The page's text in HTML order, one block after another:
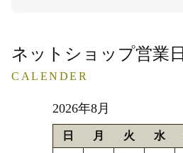
ネットショップ営業日
CALENDER
2026年8月
日 月 火 水